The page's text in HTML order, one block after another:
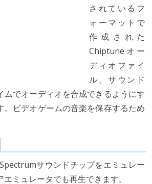
されているフ
ォーマットで
作成された
Chiptuneオー
ディオファイ
ル。サウンド
ムでオーディオを合成できるようにす
。ビデオゲームの音楽を保存するため
サウンドチップをエミュレー
エミュレータでも再生できます。